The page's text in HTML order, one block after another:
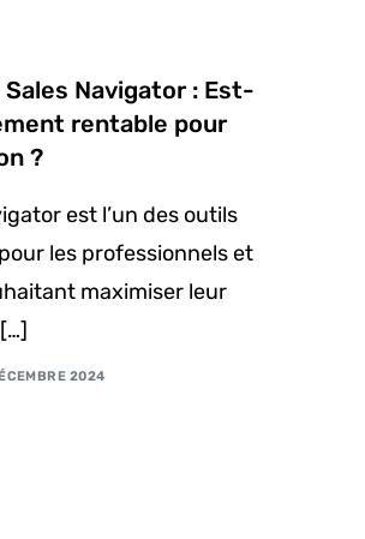
Navigator : Est-
rentable pour
?
est l’un des outils
les professionnels et
maximiser leur
2024